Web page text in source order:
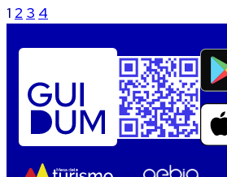
1 2 3 4